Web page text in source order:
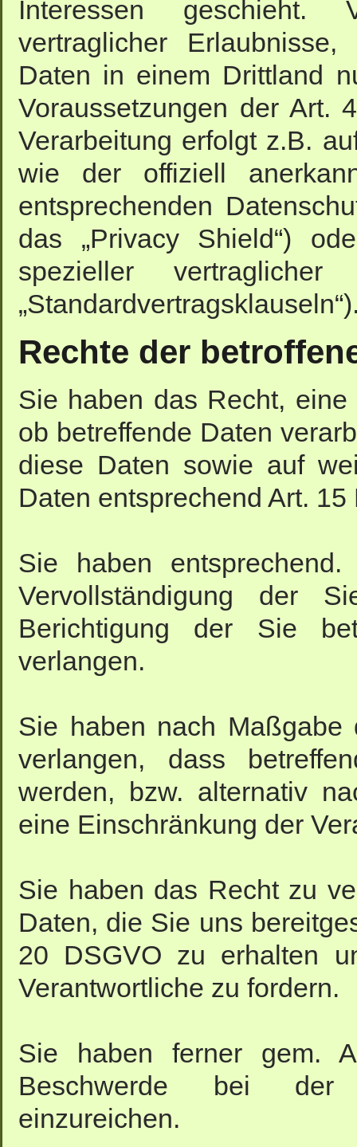
Interessen geschieht.
vertraglicher
Daten in einem Drittland
Voraussetzungen der Art.
Verarbeitung erfolgt z.B.
wie der offiziell
entsprechenden
das „Privacy Shield“)
spezieller
Rechte der
Sie haben das Recht,
ob betreffende Daten
diese Daten sowie auf
Daten entsprechend Art. 15
Sie haben
Vervollständigung der
Berichtigung der Sie
verlangen.
Sie haben nach
verlangen, dass
werden, bzw. alternativ
eine Einschränkung der
Sie haben das Recht zu
Daten, die Sie uns
20 DSGVO zu erhalten
Verantwortliche zu fordern.
Sie haben ferner gem.
Beschwerde bei der
einzureichen.